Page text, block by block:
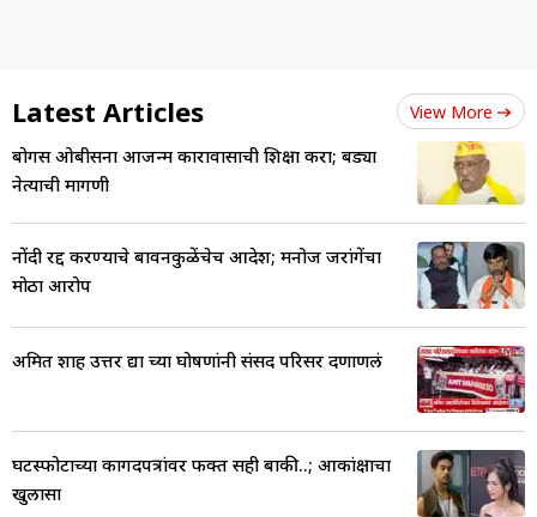
Latest Articles View More
बोगस ओबीसींना आजन्म कारावासाची शिक्षा करा; बड्या
नेत्याची मागणी
नोंदी रद्द करण्याचे बावनकुळेंचेच आदेश; मनोज जरांगेंचा
मोठा आरोप
अमित शाह उत्तर द्या च्या घोषणांनी संसद परिसर दणाणलं
घटस्फोटाच्या कागदपत्रांवर फक्त सही बाकी..; आकांक्षाचा
खुलासा